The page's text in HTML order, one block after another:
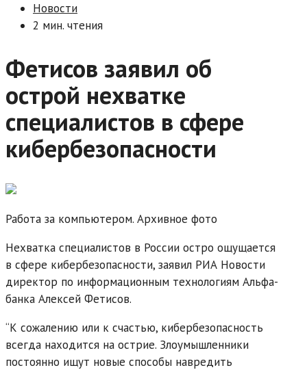
Новости
2 мин. чтения
Фетисов заявил об
острой нехватке
специалистов в сфере
кибербезопасности
Работа за компьютером. Архивное фото
Нехватка специалистов в России остро ощущается
в сфере кибербезопасности, заявил РИА Новости
директор по информационным технологиям Альфа-
банка Алексей Фетисов.
“К сожалению или к счастью, кибербезопасность
всегда находится на острие. Злоумышленники
постоянно ищут новые способы навредить